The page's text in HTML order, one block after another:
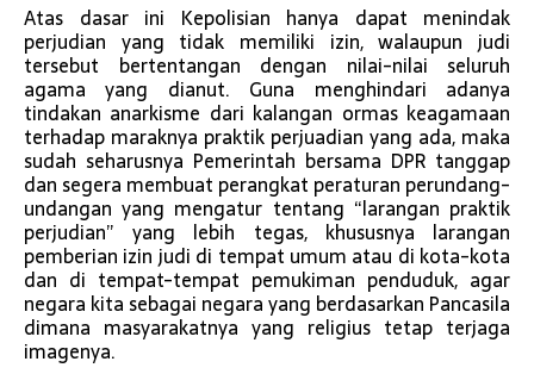
Atas dasar ini Kepolisian hanya dapat menindak
perjudian yang tidak memiliki izin, walaupun judi
tersebut bertentangan dengan nilai-nilai seluruh
agama yang dianut. Guna menghindari adanya
tindakan anarkisme dari kalangan ormas keagamaan
terhadap maraknya praktik perjuadian yang ada, maka
sudah seharusnya Pemerintah bersama DPR tanggap
dan segera membuat perangkat peraturan perundang-
undangan yang mengatur tentang “larangan praktik
perjudian” yang lebih tegas, khususnya larangan
pemberian izin judi di tempat umum atau di kota-kota
dan di tempat-tempat pemukiman penduduk, agar
negara kita sebagai negara yang berdasarkan Pancasila
dimana masyarakatnya yang religius tetap terjaga
imagenya.